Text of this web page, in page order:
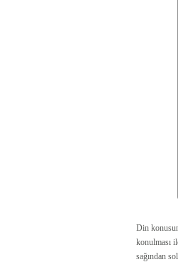
Din
konulması
sağından